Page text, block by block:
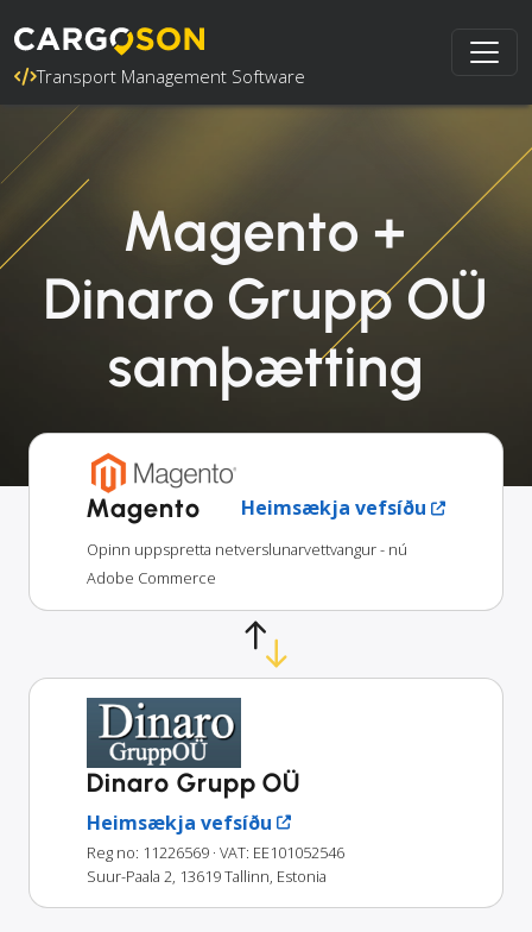
Transport Management Software
Magento +
Dinaro Grupp OÜ
samþætting
Magento Heimsækja vefsíðu
Opinn uppspretta netverslunarvettvangur - nú
Adobe Commerce
Dinaro Grupp OÜ
Heimsækja vefsíðu
Reg no: 11226569 · VAT: EE101052546
Suur-Paala 2, 13619 Tallinn, Estonia